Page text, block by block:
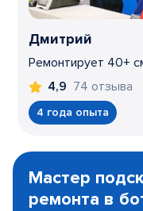
Дмитрий
Ремонтирует 40+
4,9 74 отзыва
4 года опыта
1
Мастер
ремонта в